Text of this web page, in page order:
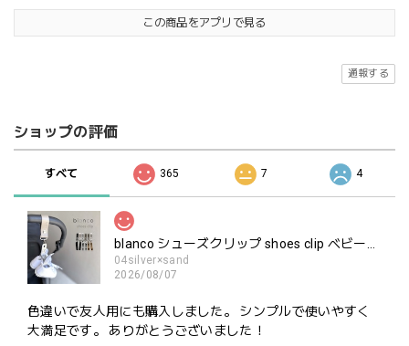
この商品をアプリで見る
通報する
ショップの評価
すべて 365 7 4
blanco シューズクリップ shoes clip ベビーシューズ ホルダー ブランコ
04silver×sand
2026/08/07
色違いで友人用にも購入しました。 シンプルで使いやすく
大満足です。 ありがとうございました！